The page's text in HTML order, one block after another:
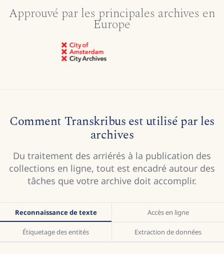
Approuvé par les principales archives en
Europe
Comment Transkribus est utilisé par les
archives
Du traitement des arriérés à la publication des
collections en ligne, tout est encadré autour des
tâches que votre archive doit accomplir.
Reconnaissance de texte Accès en ligne
Étiquetage des entités Extraction de données